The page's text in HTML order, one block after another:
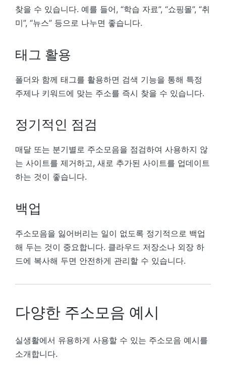
찾을 수 있습니다. 예를 들어, “학습 자료”, “쇼핑몰”, “취
미”, “뉴스” 등으로 나누면 좋습니다.
태그 활용
폴더와 함께 태그를 활용하면 검색 기능을 통해 특정
주제나 키워드에 맞는 주소를 즉시 찾을 수 있습니다.
정기적인 점검
매달 또는 분기별로 주소모음을 점검하여 사용하지 않
는 사이트를 제거하고, 새로 추가된 사이트를 업데이트
하는 것이 좋습니다.
백업
주소모음을 잃어버리는 일이 없도록 정기적으로 백업
해 두는 것이 중요합니다. 클라우드 저장소나 외장 하
드에 복사해 두면 안전하게 관리할 수 있습니다.
다양한 주소모음 예시
실생활에서 유용하게 사용할 수 있는 주소모음 예시를
소개합니다.